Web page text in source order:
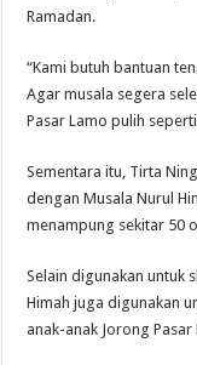
Ramadan.
“Kami butuh bantuan
Agar musala segera
Pasar Lamo pulih
Sementara itu, Tirta
dengan Musala Nurul
menampung sekitar 50
Selain digunakan untuk
Himah juga digunakan
anak-anak Jorong